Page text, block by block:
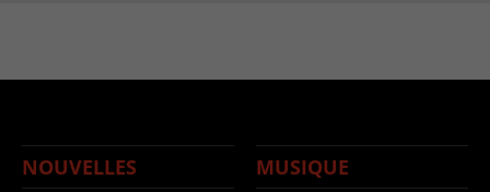
NOUVELLES MUSIQUE